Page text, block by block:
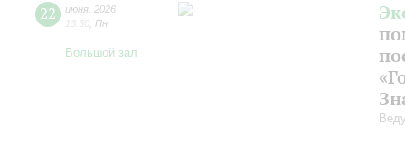
22 июня 2026
13:30 Пн
Большой зал